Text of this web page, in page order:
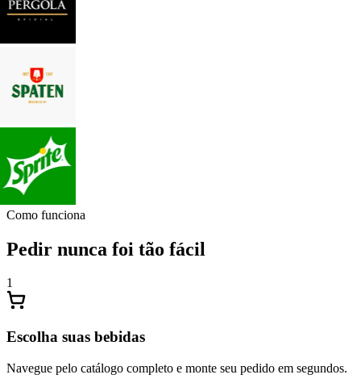
Como funciona
Pedir nunca foi tão fácil
1
Escolha suas bebidas
Navegue pelo catálogo completo e monte seu pedido em segundos.